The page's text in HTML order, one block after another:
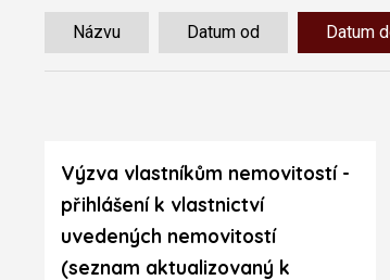
Názvu Datum od Datum
Výzva vlastníkům nemovitostí -
přihlášení k vlastnictví
uvedených nemovitostí
(seznam aktualizovaný k